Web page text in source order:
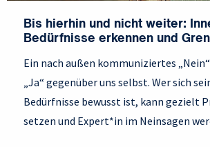
Bis hierhin und nicht weiter:
Bedürfnisse erkennen und
Ein nach außen kommuniziertes
„Ja“ gegenüber uns selbst. Wer sich
Bedürfnisse bewusst ist, kann gezielt
setzen und Expert*in im Neinsagen